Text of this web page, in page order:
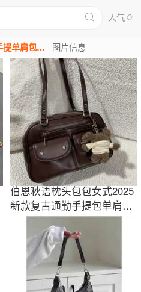
人气
pu手提单肩包图片 图片信息
伯恩秋语枕头包包女式2025
新款复古通勤手提包单肩包
2025